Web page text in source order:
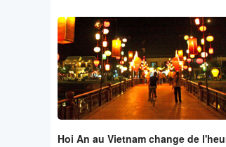
Hoi An au Vietnam change de